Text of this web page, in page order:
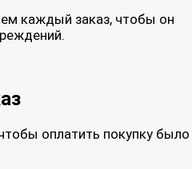
каждый заказ, чтобы он
оплатить покупку было